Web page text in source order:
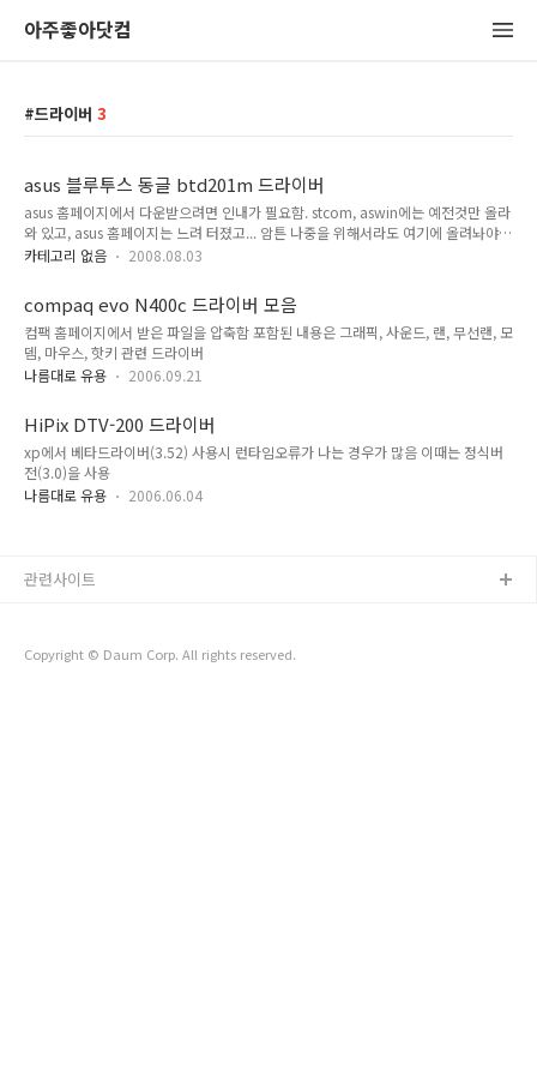
아주좋아닷컴
드라이버 3
asus 블루투스 동글 btd201m 드라이버
asus 홈페이지에서 다운받으려면 인내가 필요함. stcom, aswin에는 예전것만 올라
와 있고, asus 홈페이지는 느려 터졌고... 암튼 나중을 위해서라도 여기에 올려놔야겠
음 버젼은 5.1.0.4500, 2008/02/21 용량이 크니 올리기가 좀 힘들긴 하구만..
카테고리 없음 2008.08.03
compaq evo N400c 드라이버 모음
컴팩 홈페이지에서 받은 파일을 압축함 포함된 내용은 그래픽, 사운드, 랜, 무선랜, 모
뎀, 마우스, 핫키 관련 드라이버
나름대로 유용
2006.09.21
HiPix DTV-200 드라이버
xp에서 베타드라이버(3.52) 사용시 런타임오류가 나는 경우가 많음 이때는 정식버
전(3.0)을 사용
나름대로 유용
2006.06.04
Copyright © Daum Corp. All rights reserved.
관련사이트